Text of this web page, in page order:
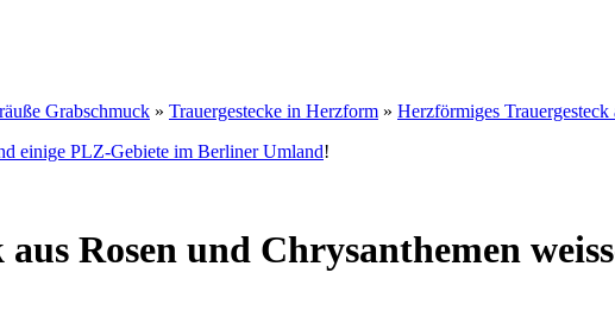
Grabschmuck » Trauergestecke in Herzform » Herzförmiges
einige PLZ-Gebiete im Berliner Umland!
Rosen und Chrysanthemen